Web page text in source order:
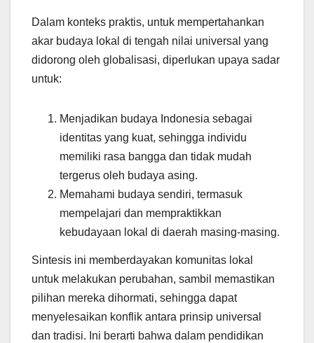
Dalam konteks praktis, untuk mempertahankan
akar budaya lokal di tengah nilai universal yang
didorong oleh globalisasi, diperlukan upaya sadar
untuk:
Menjadikan budaya Indonesia sebagai
identitas yang kuat, sehingga individu
memiliki rasa bangga dan tidak mudah
tergerus oleh budaya asing.
Memahami budaya sendiri, termasuk
mempelajari dan mempraktikkan
kebudayaan lokal di daerah masing-masing.
Sintesis ini memberdayakan komunitas lokal
untuk melakukan perubahan, sambil memastikan
pilihan mereka dihormati, sehingga dapat
menyelesaikan konflik antara prinsip universal
dan tradisi. Ini berarti bahwa dalam pendidikan